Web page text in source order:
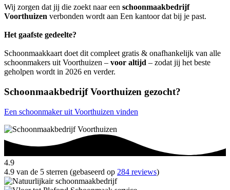
Wij zorgen dat jij die zoekt naar een schoonmaakbedrijf
Voorthuizen verbonden wordt aan Een kantoor dat bij je past.
Het gaafste gedeelte?
Schoonmaakkaart doet dit compleet gratis & onafhankelijk van alle
schoonmakers uit Voorthuizen – voor altijd – zodat jij het beste
geholpen wordt in 2026 en verder.
Schoonmaakbedrijf Voorthuizen gezocht?
Een schoonmaker uit Voorthuizen vinden
4.9
4.9 van de 5 sterren (gebaseerd op 284 reviews)